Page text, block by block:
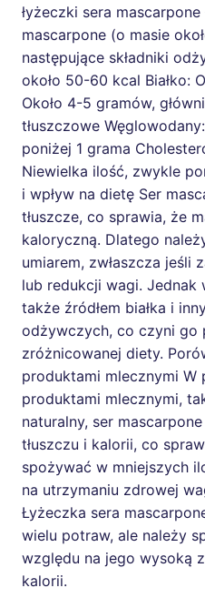
łyżeczki sera
mascarpone (o masie
następujące składniki
około 50-60 kcal Białko:
Około 4-5 gramów,
tłuszczowe
poniżej 1 grama
Niewielka ilość, zwykle
i wpływ na dietę Ser
tłuszcze, co sprawia, że
kaloryczną. Dlatego
umiarem, zwłaszcza jeśli
lub redukcji wagi.
także źródłem białka i
odżywczych, co czyni go
zróżnicowanej diety.
produktami mlecznymi W
produktami mlecznymi,
naturalny, ser
tłuszczu i kalorii, co
spożywać w mniejszych
na utrzymaniu zdrowej
Łyżeczka sera
wielu potraw, ale należy
względu na jego wysoką
kalorii.